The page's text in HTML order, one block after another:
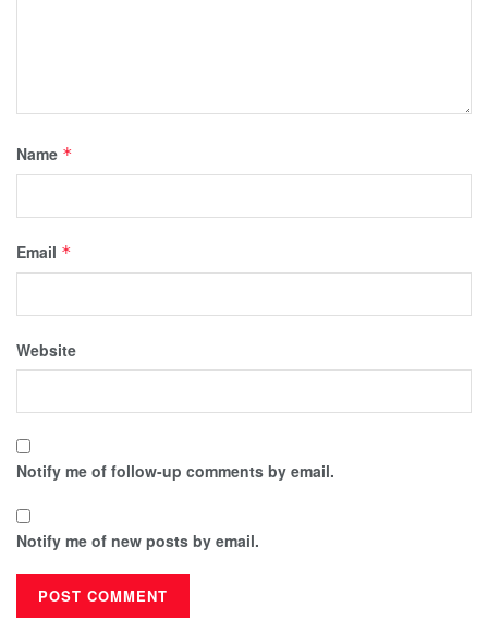
Name *
Email *
Website
Notify me of follow-up comments by email.
Notify me of new posts by email.